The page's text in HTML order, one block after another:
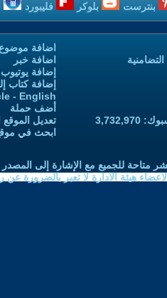
بنترست بلوكر فليبورد
اضافة
اضافة خبر
إضافة
إضافة كتاب
- English
أضف حملة
تعديل
ابحث في
متاحة للجميع مع الإشارة إلى المصدر
هيئة الادارة لا تعبر بالضرورة عن